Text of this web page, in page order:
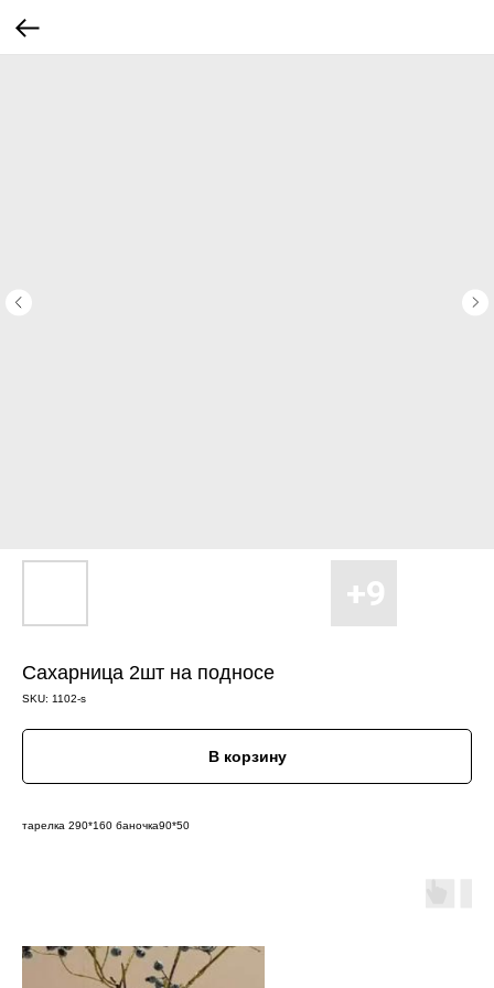
Cахарница 2шт на подносе
SKU: 1102-s
В корзину
тарелка 290*160 баночка90*50